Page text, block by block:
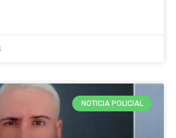
NOTICIA POLICIAL